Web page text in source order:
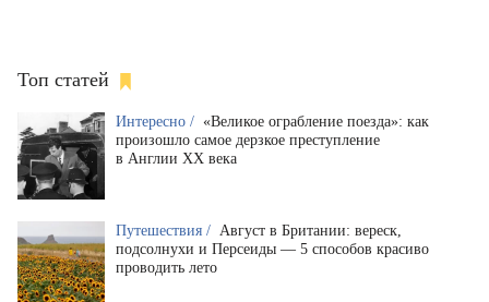
Топ статей
Интересно / «Великое ограбление поезда»: как
произошло самое дерзкое преступление
в Англии XX века
Путешествия / Август в Британии: вереск,
подсолнухи и Персеиды — 5 способов красиво
проводить лето